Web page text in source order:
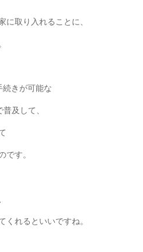
に取り入れることに、
続きが可能な
及して、
です。
くれるといいですね。